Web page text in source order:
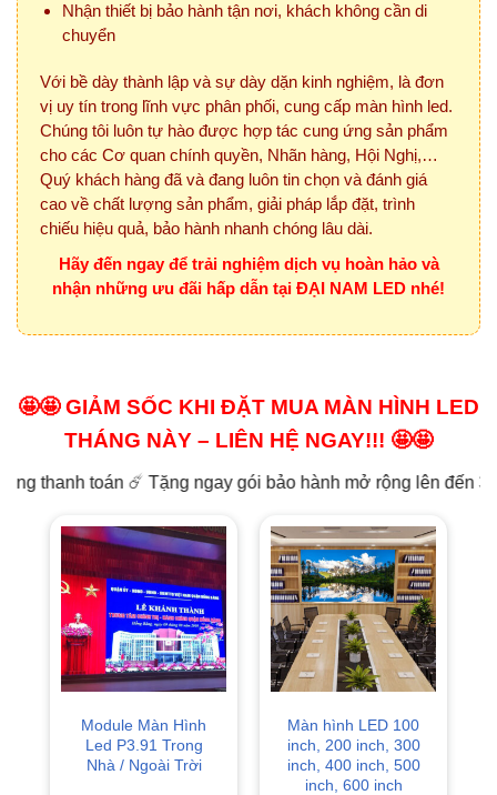
Nhận thiết bị bảo hành tận nơi, khách không cần di
chuyển
Với bề dày thành lập và sự dày dặn kinh nghiệm, là đơn
vị uy tín trong lĩnh vực phân phối, cung cấp màn hình led.
Chúng tôi luôn tự hào được hợp tác cung ứng sản phẩm
cho các Cơ quan chính quyền, Nhãn hàng, Hội Nghị,…
Quý khách hàng đã và đang luôn tin chọn và đánh giá
cao về chất lượng sản phẩm, giải pháp lắp đặt, trình
chiếu hiệu quả, bảo hành nhanh chóng lâu dài.
Hãy đến ngay để trải nghiệm dịch vụ hoàn hảo và
nhận những ưu đãi hấp dẫn tại ĐẠI NAM LED nhé!
🤩🤩 GIẢM SỐC KHI ĐẶT MUA MÀN HÌNH LED
THÁNG NÀY – LIÊN HỆ NGAY!!! 🤩🤩
☄️ Tặng ngay gói bảo hành mở rộng lên đến 3 năm
Module Màn Hình
Led P3.91 Trong
Nhà / Ngoài Trời
Màn hình LED 100
inch, 200 inch, 300
inch, 400 inch, 500
inch, 600 inch